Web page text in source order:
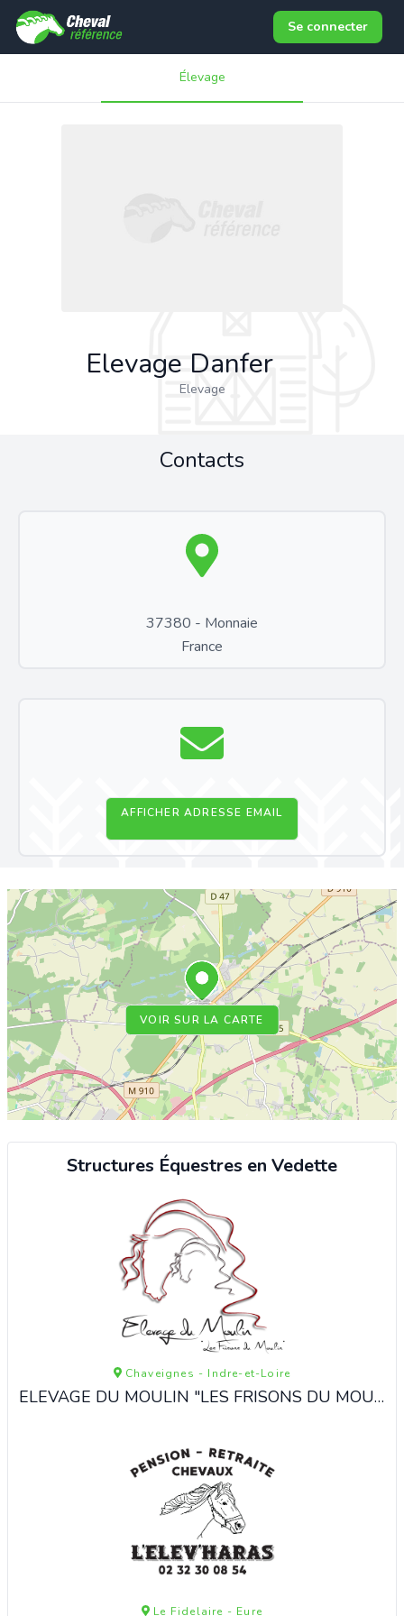
Se connecter
Élevage
Elevage Danfer
Elevage
Contacts
37380 - Monnaie
France
AFFICHER ADRESSE EMAIL
VOIR SUR LA CARTE
Structures Équestres en Vedette
Chaveignes - Indre-et-Loire
ELEVAGE DU MOULIN "LES FRISONS DU MOULIN"
Le Fidelaire - Eure